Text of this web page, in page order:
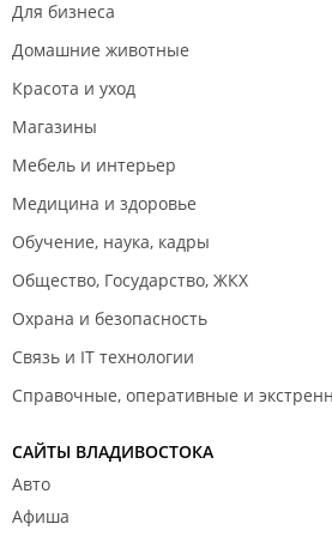
Для бизнеса
Домашние животные
Красота и уход
Магазины
Мебель и интерьер
Медицина и здоровье
Обучение, наука, кадры
Общество, Государство, ЖКХ
Охрана и безопасность
Связь и IT технологии
Справочные, оперативные и
САЙТЫ ВЛАДИВОСТОКА
Авто
Афиша